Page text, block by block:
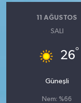
11 AĞUSTOS
SALI
26°
Güneşli
Nem: %66